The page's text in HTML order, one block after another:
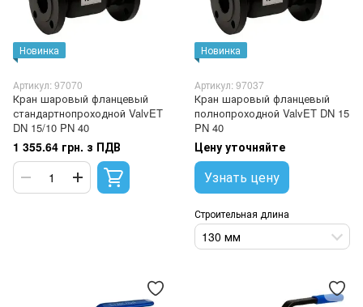
Новинка
Артикул: 97070
Кран шаровый фланцевый
стандартнопроходной ValvET
DN 15/10 PN 40
1 355.64 грн. з ПДВ
Новинка
Артикул: 97037
Кран шаровый фланцевый
полнопроходной ValvET DN 15
PN 40
Цену уточняйте
Узнать цену
Строительная длина
130 мм